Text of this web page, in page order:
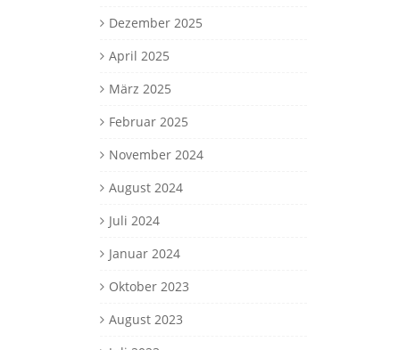
Dezember 2025
April 2025
März 2025
Februar 2025
November 2024
August 2024
Juli 2024
Januar 2024
Oktober 2023
August 2023